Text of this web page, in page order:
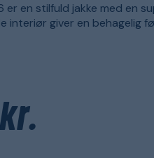
er en stilfuld jakke med en
interiør giver en behagelig